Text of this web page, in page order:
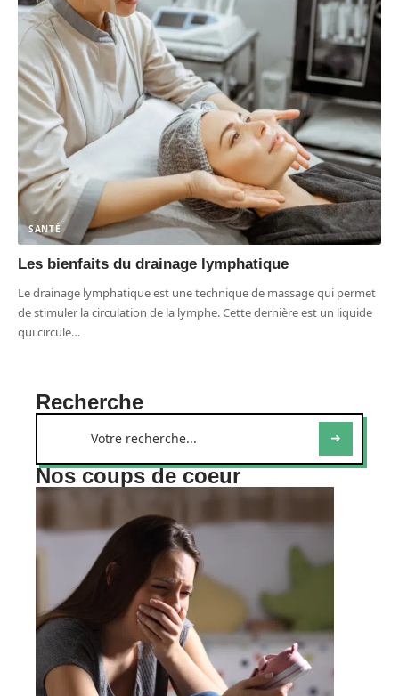
SANTÉ
Les bienfaits du drainage lymphatique
Le drainage lymphatique est une technique de massage qui permet
de stimuler la circulation de la lymphe. Cette dernière est un liquide
qui circule…
Recherche
Nos coups de coeur